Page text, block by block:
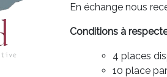
En échange nous
Conditions à
4 places
10 place